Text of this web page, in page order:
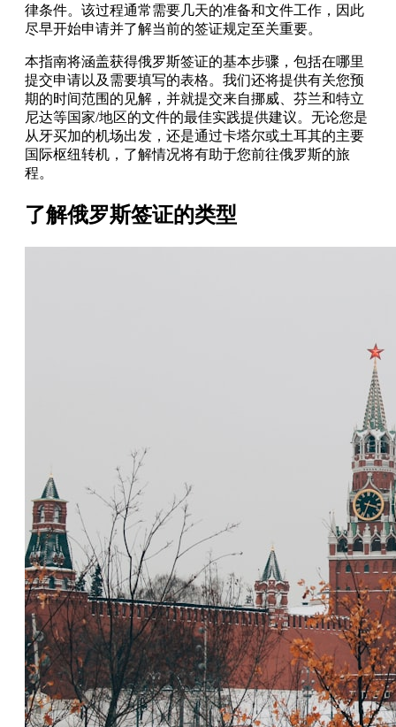
律条件。该过程通常需要几天的准备和文件工作，因此
尽早开始申请并了解当前的签证规定至关重要。
本指南将涵盖获得俄罗斯签证的基本步骤，包括在哪里
提交申请以及需要填写的表格。我们还将提供有关您预
期的时间范围的见解，并就提交来自挪威、芬兰和特立
尼达等国家/地区的文件的最佳实践提供建议。无论您是
从牙买加的机场出发，还是通过卡塔尔或土耳其的主要
国际枢纽转机，了解情况将有助于您前往俄罗斯的旅
程。
了解俄罗斯签证的类型